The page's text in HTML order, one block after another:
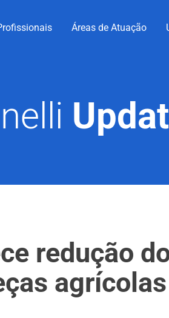
Áreas de Atuação
redução
agrícolas